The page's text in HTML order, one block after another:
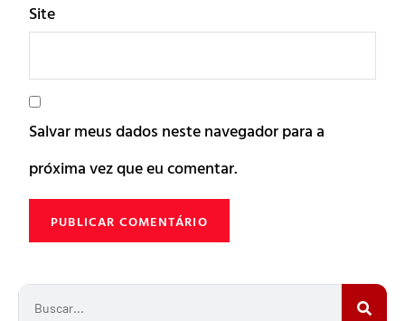
Site
Salvar meus dados neste navegador para a
próxima vez que eu comentar.